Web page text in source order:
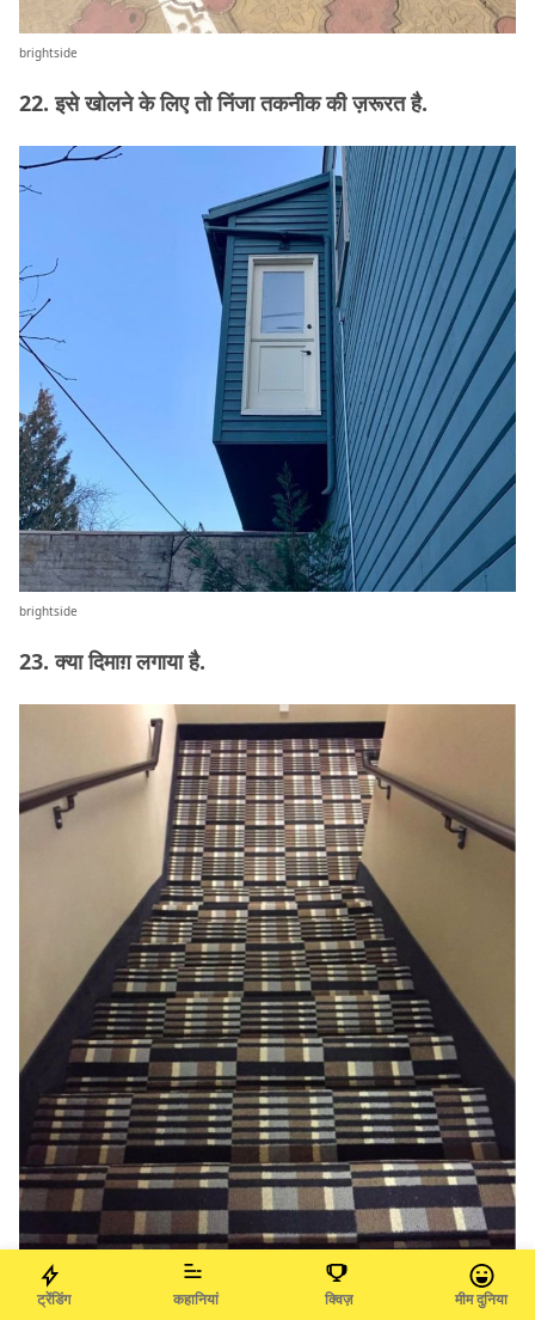
brightside
22. इसे खोलने के लिए तो निंजा तकनीक की ज़रूरत है.
brightside
23. क्या दिमाग़ लगाया है.
brightside
ट्रेंडिंग कहानियां क्विज़ मीम दुनिया